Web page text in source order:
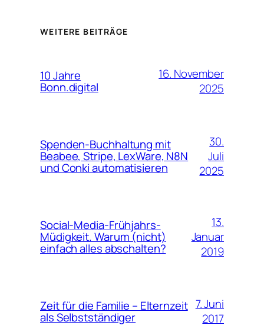
WEITERE BEITRÄGE
10 Jahre
Bonn.digital
16. November
2025
Spenden-Buchhaltung mit
Beabee, Stripe, LexWare, N8N
und Conki automatisieren
30.
Juli
2025
Social-Media-Frühjahrs-
Müdigkeit. Warum (nicht)
einfach alles abschalten?
13.
Januar
2019
Zeit für die Familie – Elternzeit
als Selbstständiger
7. Juni
2017